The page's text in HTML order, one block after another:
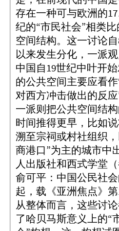
存在一种可与欧洲的
纪的“市民社会”相类
空间结构。这一讨论
以来发生分化，一派
中国自19世纪中叶开
的公共空间主要应看
对西方冲击做出的反
一派则把公共空间结
时间推得更早，比如
溯至宗祠或村社组织
商港口”为主的城市中
人出版社和西式学堂（
俞可平：中国公民社
起，载《亚洲焦点》第
从整体而言，这些讨
了哈贝马斯意义上的“